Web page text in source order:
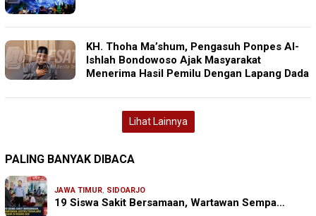
KH. Thoha Ma’shum, Pengasuh Ponpes Al-
Ishlah Bondowoso Ajak Masyarakat
Menerima Hasil Pemilu Dengan Lapang Dada
Lihat Lainnya
PALING BANYAK DIBACA
JAWA TIMUR, SIDOARJO
19 Siswa Sakit Bersamaan, Wartawan Sempa…